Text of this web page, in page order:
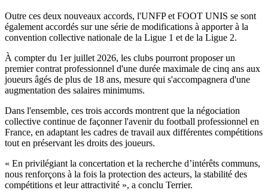
Outre ces deux nouveaux accords, l'UNFP et FOOT UNIS se sont
également accordés sur une série de modifications à apporter à la
convention collective nationale de la Ligue 1 et de la Ligue 2.
À compter du 1er juillet 2026, les clubs pourront proposer un
premier contrat professionnel d'une durée maximale de cinq ans aux
joueurs âgés de plus de 18 ans, mesure qui s'accompagnera d'une
augmentation des salaires minimums.
Dans l'ensemble, ces trois accords montrent que la négociation
collective continue de façonner l'avenir du football professionnel en
France, en adaptant les cadres de travail aux différentes compétitions
tout en préservant les droits des joueurs.
« En privilégiant la concertation et la recherche d’intérêts communs,
nous renforçons à la fois la protection des acteurs, la stabilité des
compétitions et leur attractivité », a conclu Terrier.